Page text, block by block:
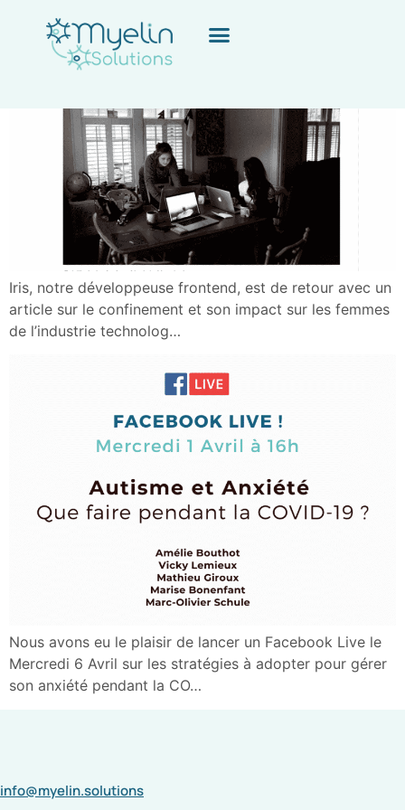
Iris, notre développeuse frontend, est de retour avec un
article sur le confinement et son impact sur les femmes
de l’industrie technolog…
Nous avons eu le plaisir de lancer un Facebook Live le
Mercredi 6 Avril sur les stratégies à adopter pour gérer
son anxiété pendant la CO…
info@myelin.solutions